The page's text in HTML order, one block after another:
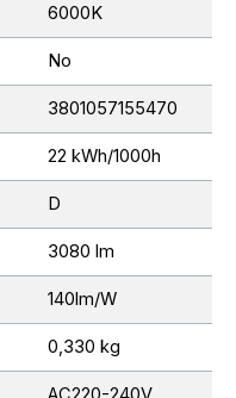
6000K
No
3801057155470
22 kWh/1000h
D
3080 lm
140lm/W
0,330 kg